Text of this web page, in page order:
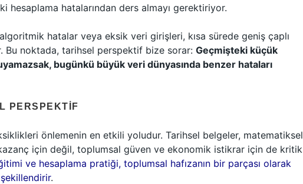
hesaplama hatalarından ders almayı gerektiriyor.
hatalar veya eksik veri girişleri, kısa sürede geniş çaplı
noktada, tarihsel perspektif bize sorar: Geçmişteki küçük
bugünkü büyük veri dünyasında benzer hataları
PERSPEKTIF
önlemenin en etkili yoludur. Tarihsel belgeler, matematiksel
için değil, toplumsal güven ve ekonomik istikrar için de kritik
ve hesaplama pratiği, toplumsal hafızanın bir parçası olarak
.